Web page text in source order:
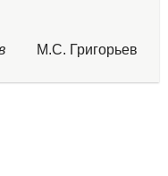
М.С. Григорьев